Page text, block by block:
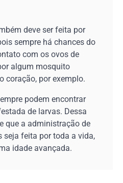
deve ser feita por
sempre há chances do
com os ovos de
algum mosquito
coração, por exemplo.
podem encontrar
de larvas. Dessa
que a administração de
seja feita por toda a vida,
idade avançada.